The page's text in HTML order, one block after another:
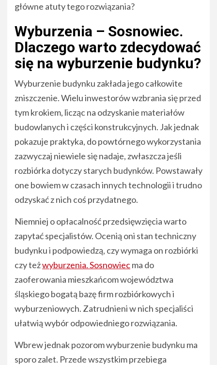
główne atuty tego rozwiązania?
Wyburzenia – Sosnowiec.
Dlaczego warto zdecydować
się na wyburzenie budynku?
Wyburzenie budynku zakłada jego całkowite
zniszczenie. Wielu inwestorów wzbrania się przed
tym krokiem, licząc na odzyskanie materiałów
budowlanych i części konstrukcyjnych. Jak jednak
pokazuje praktyka, do powtórnego wykorzystania
zazwyczaj niewiele się nadaje, zwłaszcza jeśli
rozbiórka dotyczy starych budynków. Powstawały
one bowiem w czasach innych technologii i trudno
odzyskać z nich coś przydatnego.
Niemniej o opłacalność przedsięwzięcia warto
zapytać specjalistów. Ocenią oni stan techniczny
budynku i podpowiedzą, czy wymaga on rozbiórki
czy teżwyburzenia. Sosnowiecma do
zaoferowania mieszkańcom województwa
śląskiego bogatą bazę firm rozbiórkowych i
wyburzeniowych. Zatrudnieni w nich specjaliści
ułatwią wybór odpowiedniego rozwiązania.
Wbrew jednak pozorom wyburzenie budynku ma
sporo zalet. Przede wszystkim przebiega